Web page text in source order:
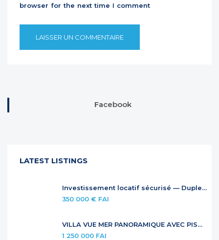
browser for the next time I comment
Facebook
LATEST LISTINGS
Investissement locatif sécurisé — Duplex à Anse Marcel
350 000 € FAI
VILLA VUE MER PANORAMIQUE AVEC PISCINE À DÉBORDEMENT
1 250 000 FAI